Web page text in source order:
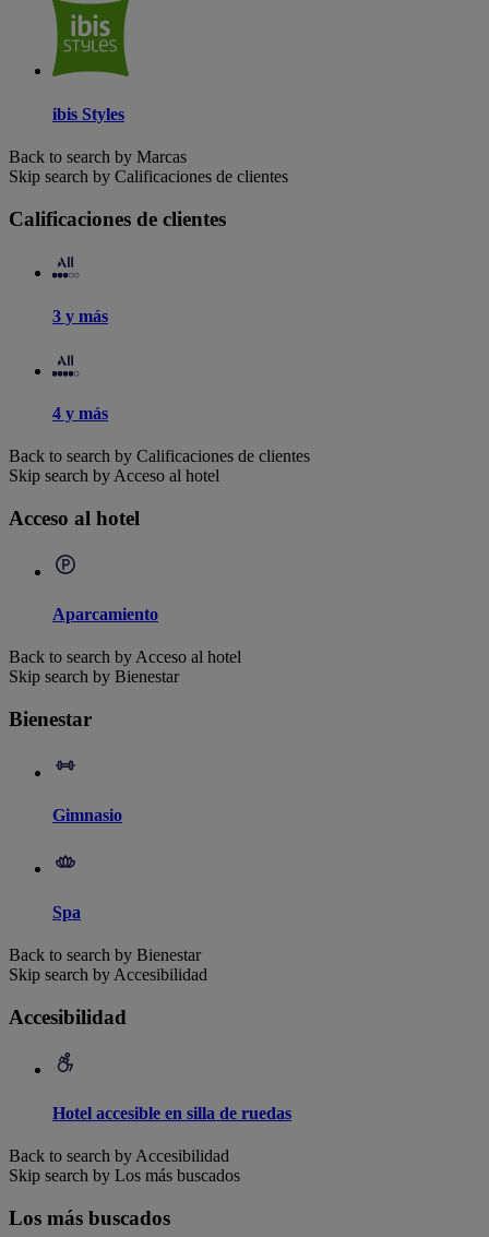
ibis Styles
Back to search by Marcas
Skip search by Calificaciones de clientes
Calificaciones de clientes
3 y más
4 y más
Back to search by Calificaciones de clientes
Skip search by Acceso al hotel
Acceso al hotel
Aparcamiento
Back to search by Acceso al hotel
Skip search by Bienestar
Bienestar
Gimnasio
Spa
Back to search by Bienestar
Skip search by Accesibilidad
Accesibilidad
Hotel accesible en silla de ruedas
Back to search by Accesibilidad
Skip search by Los más buscados
Los más buscados